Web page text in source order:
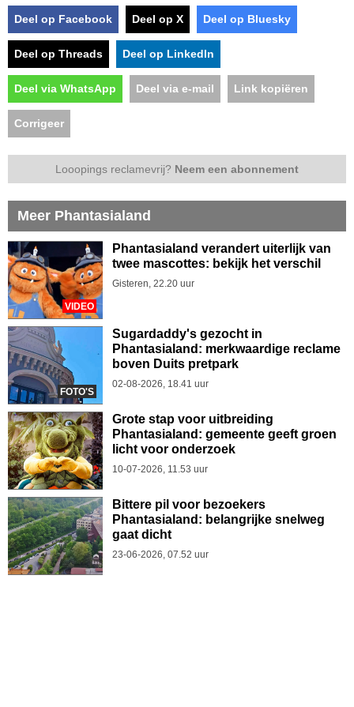
Deel op Facebook Deel op X Deel op Bluesky
Deel op Threads Deel op LinkedIn
Deel via WhatsApp Deel via e-mail Link kopiëren
Corrigeer
Looopings reclamevrij? Neem een abonnement
Meer Phantasialand
VIDEO
Phantasialand verandert uiterlijk van
twee mascottes: bekijk het verschil
Gisteren, 22.20 uur
FOTO'S
Sugardaddy's gezocht in
Phantasialand: merkwaardige reclame
boven Duits pretpark
02-08-2026, 18.41 uur
Grote stap voor uitbreiding
Phantasialand: gemeente geeft groen
licht voor onderzoek
10-07-2026, 11.53 uur
Bittere pil voor bezoekers
Phantasialand: belangrijke snelweg
gaat dicht
23-06-2026, 07.52 uur